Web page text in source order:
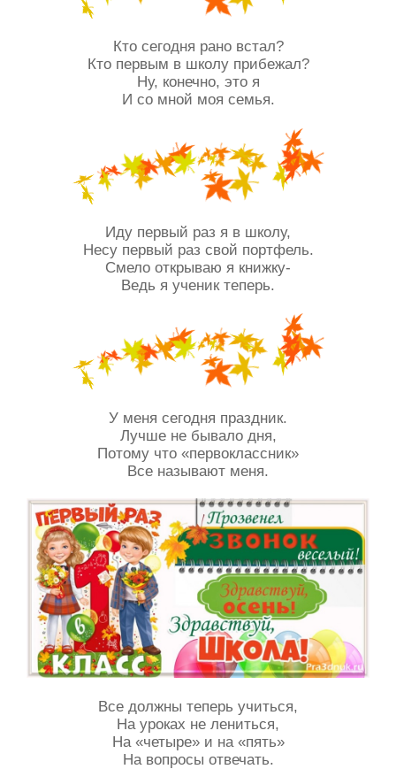
Кто сегодня рано встал?
Кто первым в школу прибежал?
Ну, конечно, это я
И со мной моя семья.
Иду первый раз я в школу,
Несу первый раз свой портфель.
Смело открываю я книжку-
Ведь я ученик теперь.
У меня сегодня праздник.
Лучше не бывало дня,
Потому что «первоклассник»
Все называют меня.
Все должны теперь учиться,
На уроках не лениться,
На «четыре» и на «пять»
На вопросы отвечать.